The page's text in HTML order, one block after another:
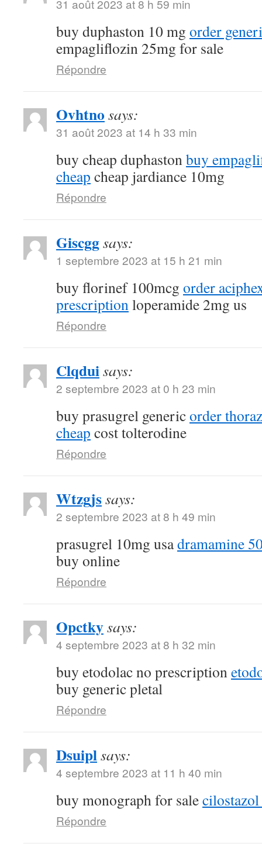
31 août 2023 at 8 h 59 min
buy duphaston 10 mg order
empagliflozin 25mg for sale
Répondre
Ovhtno says:
31 août 2023 at 14 h 33 min
buy cheap duphastonbuy
cheap cheap jardiance 10mg
Répondre
Giscggsays:
1 septembre 2023 at 15 h 21 min
buy florinef 100mcg order
prescriptionloperamide 2mg us
Répondre
Clqduisays:
2 septembre 2023 at 0 h 23 min
buy prasugrel genericorder
cheap cost tolterodine
Répondre
Wtzgjssays:
2 septembre 2023 at 8 h 49 min
prasugrel 10mg usadramamine
buy online
Répondre
Opctkysays:
4 septembre 2023 at 8 h 32 min
buy etodolac no prescription
buy generic pletal
Répondre
Dsuiplsays:
4 septembre 2023 at 11 h 40 min
buy monograph for sale
Répondre